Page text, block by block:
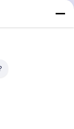
ফুহাই স্ট্রিট,